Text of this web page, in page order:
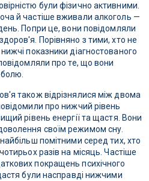
були фізично активними.
й частіше вживали алкоголь —
Попри це, вони повідомляли
Порівняно з тими, хто не
показники діагностованого
про те, що вони
також відрізнялися між двома
про нижчий рівень
рівень енергії та щастя. Вони
своїм режимом сну.
помітними серед тих, хто
разів на місяць. Частіше
покращень психічного
були насправді нижчими